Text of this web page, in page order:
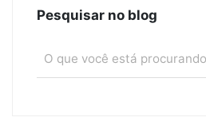
Pesquisar no blog